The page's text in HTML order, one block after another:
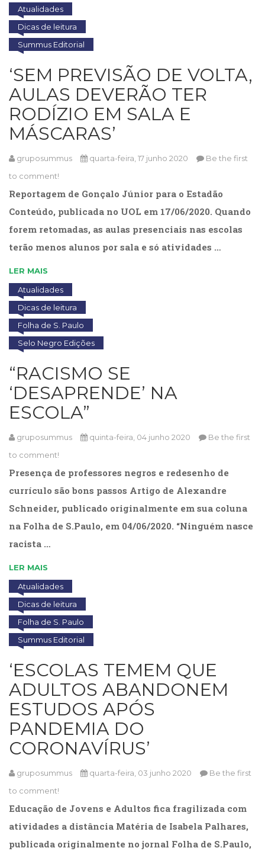
Atualidades
Dicas de leitura
Summus Editorial
‘SEM PREVISÃO DE VOLTA,
AULAS DEVERÃO TER
RODÍZIO EM SALA E
MÁSCARAS’
gruposummus quarta-feira, 17 junho 2020
Be the first
to comment!
Reportagem de Gonçalo Júnior para o Estadão
Conteúdo, publicada no UOL em 17/06/2020. Quando
forem retomadas, as aulas presenciais nas escolas
terão menos alunos por sala e só atividades …
LER MAIS
Atualidades
Dicas de leitura
Folha de S. Paulo
Selo Negro Edições
“RACISMO SE
‘DESAPRENDE’ NA
ESCOLA”
gruposummus quinta-feira, 04 junho 2020
Be the first
to comment!
Presença de professores negros e redesenho de
currículo são bons passos Artigo de Alexandre
Schneider, publicado originalmente em sua coluna
na Folha de S.Paulo, em 04/06/2020. “Ninguém nasce
racista …
LER MAIS
Atualidades
Dicas de leitura
Folha de S. Paulo
Summus Editorial
‘ESCOLAS TEMEM QUE
ADULTOS ABANDONEM
ESTUDOS APÓS
PANDEMIA DO
CORONAVÍRUS’
gruposummus quarta-feira, 03 junho 2020
Be the first
to comment!
Educação de Jovens e Adultos fica fragilizada com
atividades a distância Matéria de Isabela Palhares,
publicada originalmente no jornal Folha de S.Paulo,